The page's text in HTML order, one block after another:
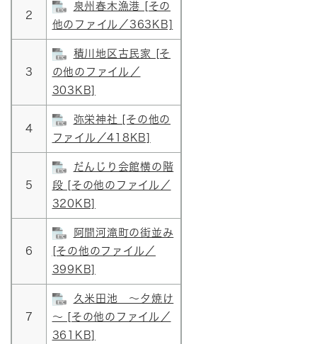
2
泉州春木漁港 [その
他のファイル／363KB]
3
積川地区古民家 [そ
の他のファイル／
303KB]
4
弥栄神社 [その他の
ファイル／418KB]
5
だんじり会館横の階
段 [その他のファイル／
320KB]
6
阿間河滝町の街並み
[その他のファイル／
399KB]
7
久米田池 ～夕焼け
～ [その他のファイル／
361KB]